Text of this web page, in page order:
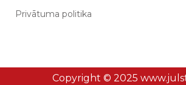
Privātuma politika
Copyright © 2025